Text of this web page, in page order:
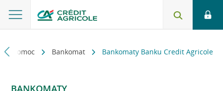
i pomoc Bankomat Bankomaty Banku Credit Agricole
BANKOMATY